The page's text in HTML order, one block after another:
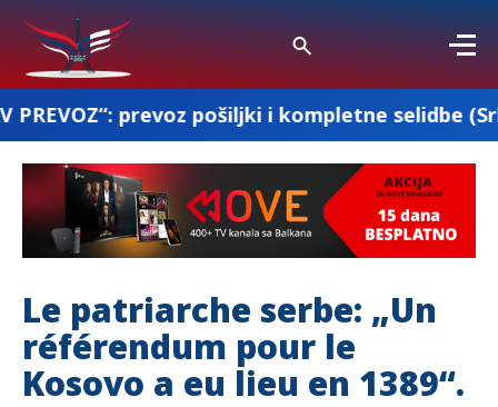
prevoz pošiljki i kompletne selidbe (Srbija-
Le patriarche serbe: „Un
référendum pour le
Kosovo a eu lieu en 1389“.